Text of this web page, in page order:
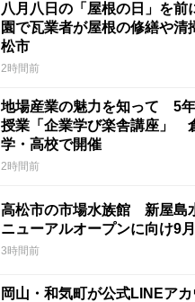
八月八日の「屋根の日」を
園で瓦業者が屋根の修繕や
松市
2時間前
地場産業の魅力を知って 5
授業「企業学び楽舎講座」
学・高校で開催
2時間前
高松市の市場水族館 新屋島
ニューアルオープンに向け9
3時間前
岡山・和気町が公式LINEア